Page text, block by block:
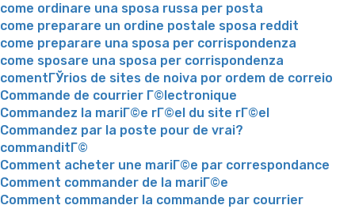
come ordinare una sposa russa per posta
come preparare un ordine postale sposa reddit
come preparare una sposa per corrispondenza
come sposare una sposa per corrispondenza
comentГЎrios de sites de noiva por ordem de correio
Commande de courrier Г©lectronique
Commandez la mariГ©e rГ©el du site rГ©el
Commandez par la poste pour de vrai?
commanditГ©
Comment acheter une mariГ©e par correspondance
Comment commander de la mariГ©e
Comment commander la commande par courrier